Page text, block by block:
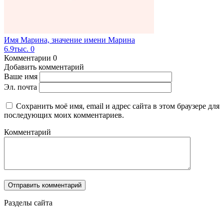
Имя Марина, значение имени Марина
6.9тыс. 0
Комментарии 0
Добавить комментарий
Ваше имя
Эл. почта
Сохранить моё имя, email и адрес сайта в этом браузере для
последующих моих комментариев.
Комментарий
Разделы сайта